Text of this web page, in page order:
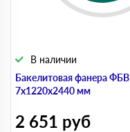
Бакелитовая фанера ФБВ
7х1220х2440 мм
В наличии
2 651 руб